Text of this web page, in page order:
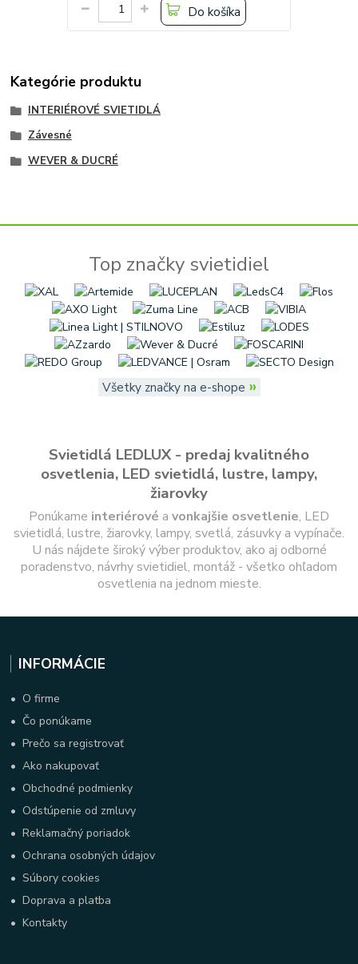
Do košíka
Kategórie produktu
INTERIÉROVÉ SVIETIDLÁ
Závesné
WEVER & DUCRÉ
Top značky svietidiel
Všetky značky na e-shope »
Svietidlá LEDLUX - predaj kvalitného
osvetlenia, LED svietidlá, lustre, lampy,
žiarovky
Ponúkame interiérové a vonkajšie osvetlenie, LED
svietidlá, lustre, žiarovky, lampy, svetlá, zásuvky a vypínače.
U nás nájdete široký výber produktov, ako aj odborné
poradenstvo, návrhy svietidiel, montáž - všetko ohľadom
osvetlenia na jednom mieste.
INFORMÁCIE
• O firme
• Čo ponúkame
•Prečo sa registrovať
•Ako nakupovať
• Obchodné podmienky
• Odstúpenie od zmluvy
•Reklamačný poriadok
• Ochrana osobných údajov
•Súbory cookies
•Doprava a platba
•Kontakty